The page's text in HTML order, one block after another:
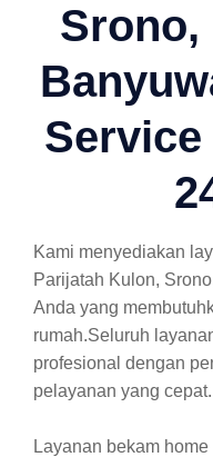
Srono,
Kami menyediakan
Parijatah Kulon,
Anda yang
rumah.Seluruh
profesional dengan
pelayanan yang cepat.
Layanan bekam